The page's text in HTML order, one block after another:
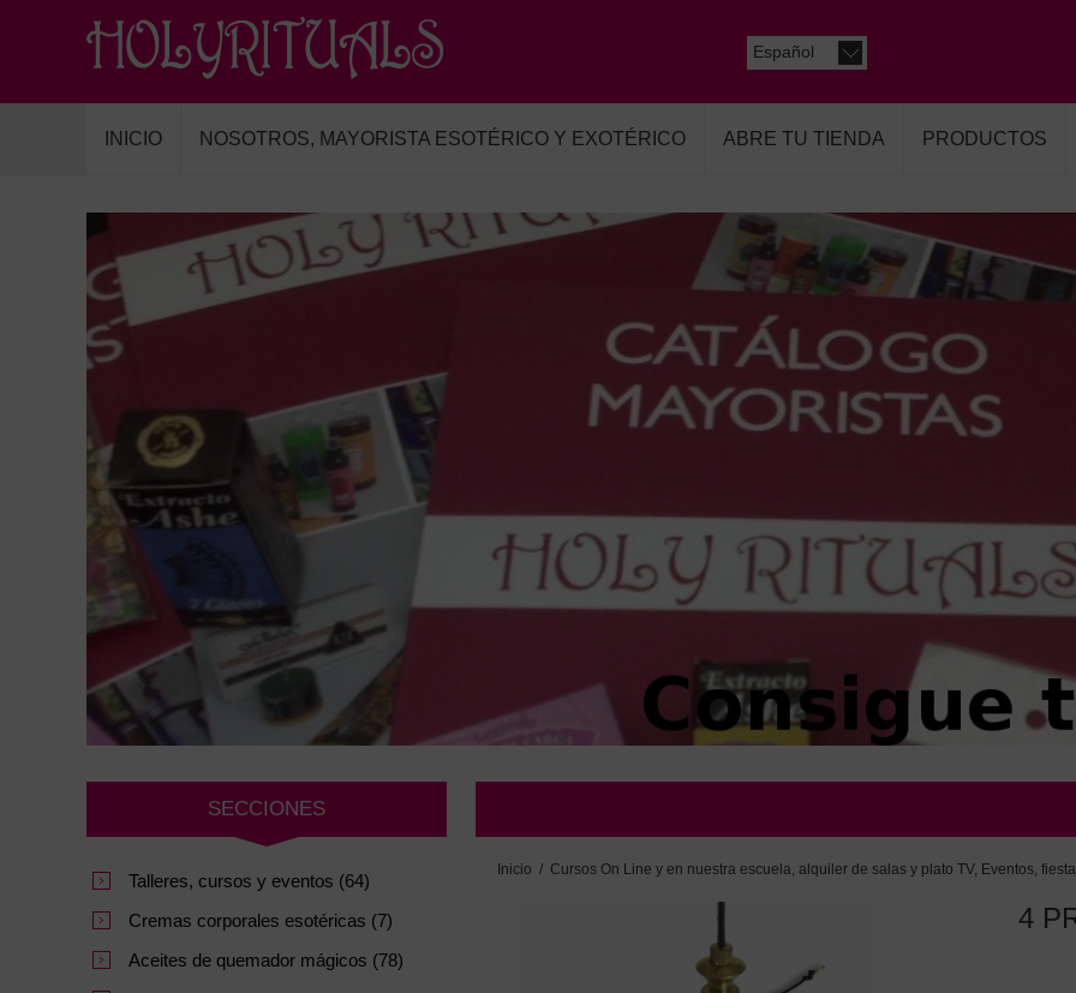
Español
INICIO NOSOTROS, MAYORISTA ESOTÉRICO Y EXOTÉRICO ABRE TU TIENDA PRODUCTOS
Inicio / Cursos On Line y en nuestra escuela, alquiler de salas y plato TV, Eventos,
4
SECCIONES
Talleres, cursos y eventos (64)
Cremas corporales esotéricas (7)
Aceites de quemador mágicos (78)